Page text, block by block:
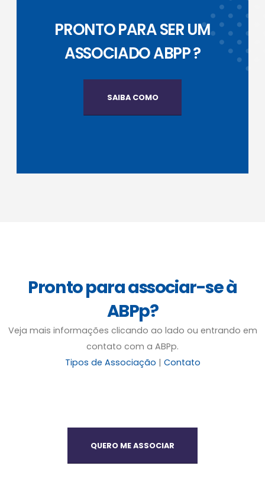
PRONTO PARA SER UM
ASSOCIADO ABPP ?
SAIBA COMO
Pronto para associar-se à
ABPp?
Veja mais informações clicando ao lado ou entrando em
contato com a ABPp.
Tipos de Associação | Contato
QUERO ME ASSOCIAR